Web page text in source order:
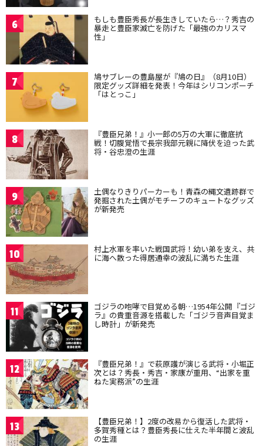
6 もしも豊臣秀長が長生きしていたら…？秀吉の
暴走と豊臣家滅亡を防げた「最強のカリスマ
性」
7 鳩サブレーの豊島屋が『鳩の日』（8月10日）
限定グッズ詳細を発表！今年はシリコンポーチ
「はとっこ」
8 『豊臣兄弟！』小一郎の5万の大軍に徹底抗
戦！切腹覚悟で長宗我部元親に降伏を迫った武
将・谷忠澄の生涯
9 土偶なりきりパーカーも！青森の縄文遺跡群で
発掘された土偶がモチーフのキュートなグッズ
が新発売
10 村上水軍を率いた戦国武将！幼い弟を支え、共
に海へ散った得居通幸の波乱に満ちた生涯
11 ゴジラの咆哮で目覚める朝…1954年公開『ゴジ
ラ』の貴重音源を搭載した「ゴジラ音声目覚ま
し時計」が新発売
12 『豊臣兄弟！』で萩原護が演じる武将・小堀正
次とは？秀長・秀吉・家康が重用、“出家を重
ねた実務派”の生涯
13 【豊臣兄弟！】2度の改易から復活した武将・
多賀秀種とは？豊臣秀長に仕えた半年間と波乱
の生涯